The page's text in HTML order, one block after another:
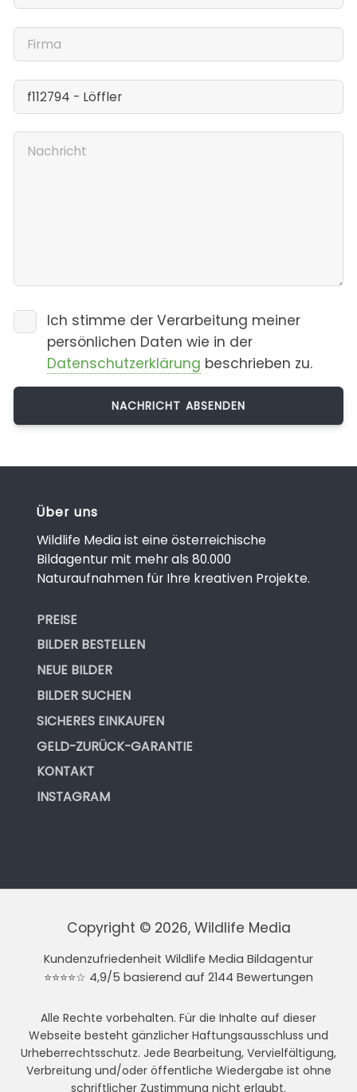
Ich stimme der Verarbeitung meiner
persönlichen Daten wie in der
Datenschutzerklärung beschrieben zu.
Über uns
Wildlife Media ist eine österreichische
Bildagentur mit mehr als 80.000
Naturaufnahmen für Ihre kreativen Projekte.
PREISE
BILDER BESTELLEN
NEUE BILDER
BILDER SUCHEN
SICHERES EINKAUFEN
GELD-ZURÜCK-GARANTIE
KONTAKT
INSTAGRAM
Copyright © 2026, Wildlife Media
Kundenzufriedenheit Wildlife Media Bildagentur
⭐⭐⭐⭐☆ 4,9/5 basierend auf 2144 Bewertungen
Alle Rechte vorbehalten. Für die Inhalte auf dieser
Webseite besteht gänzlicher Haftungsausschluss und
Urheberrechtsschutz. Jede Bearbeitung, Vervielfältigung,
Verbreitung und/oder öffentliche Wiedergabe ist ohne
schriftlicher Zustimmung nicht erlaubt.